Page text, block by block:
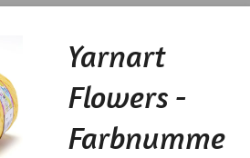
Yarnart
Flowers -
Farbnumme